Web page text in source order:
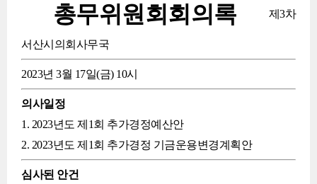
총무위원회회의록 제3차
서산시의회사무국
2023년 3월 17일(금) 10시
의사일정
1. 2023년도 제1회 추가경정예산안
2. 2023년도 제1회 추가경정 기금운용변경계획안
심사된 안건